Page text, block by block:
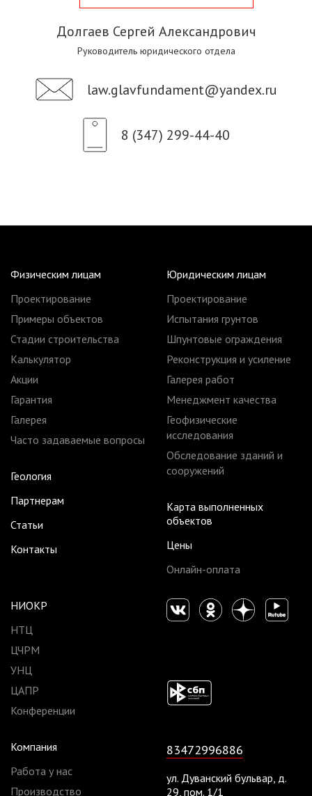
Долгаев Сергей Александрович
Руководитель юридического отдела
law.glavfundament@yandex.ru
8 (347) 299-44-40
Физическим лицам
Проектирование
Примеры объектов
Стадии строительства
Калькулятор
Акции
Гарантия
Галерея
Часто задаваемые вопросы
Геология
Партнерам
Статьи
Контакты
Юридическим лицам
Проектирование
Испытания грунтов
Шпунтовые ограждения
Реконструкция и усиление
Галерея работ
Менеджмент качества
Геофизические
исследования
Обследование зданий и
сооружений
Карта выполненных
объектов
Цены
Онлайн-оплата
НИОКР
НТЦ
ЦЧРМ
УНЦ
ЦАПР
Конференции
Компания
Работа у нас
Производство
83472996886
ул. Дуванский бульвар, д.
29, пом. 1/1